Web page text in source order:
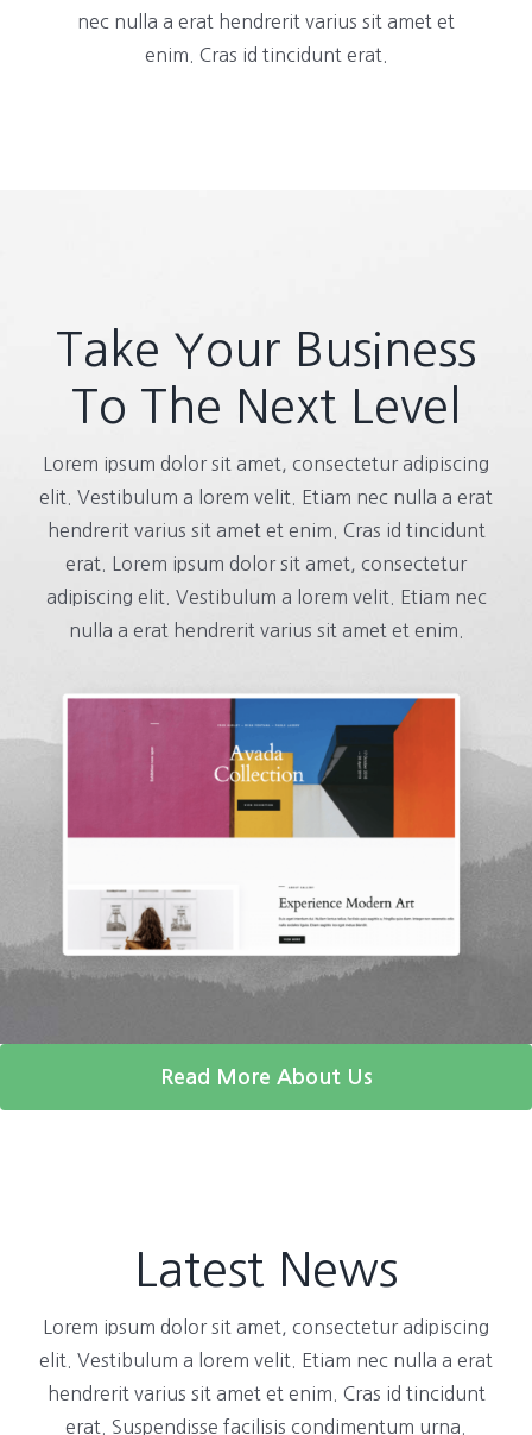
nec nulla a erat hendrerit varius sit amet et
enim. Cras id tincidunt erat.
Take Your Business
To The Next Level
Lorem ipsum dolor sit amet, consectetur adipiscing
elit. Vestibulum a lorem velit. Etiam nec nulla a erat
hendrerit varius sit amet et enim. Cras id tincidunt
erat. Lorem ipsum dolor sit amet, consectetur
adipiscing elit. Vestibulum a lorem velit. Etiam nec
nulla a erat hendrerit varius sit amet et enim.
Read More About Us
Latest News
Lorem ipsum dolor sit amet, consectetur adipiscing
elit. Vestibulum a lorem velit. Etiam nec nulla a erat
hendrerit varius sit amet et enim. Cras id tincidunt
erat. Suspendisse facilisis condimentum urna.